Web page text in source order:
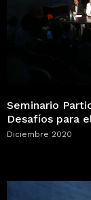
Seminario
Desafíos para
Diciembre 2020